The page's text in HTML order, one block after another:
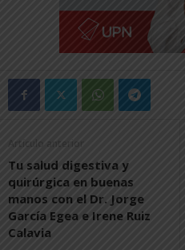
Artículo anterior
Tu salud digestiva y
quirúrgica en buenas
manos con el Dr. Jorge
García Egea e Irene Ruiz
Calavia